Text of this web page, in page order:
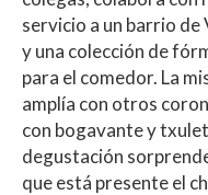
servicio a un barrio de
y una colección de
para el comedor. La
amplía con otros
con bogavante y
degustación
que está presente el